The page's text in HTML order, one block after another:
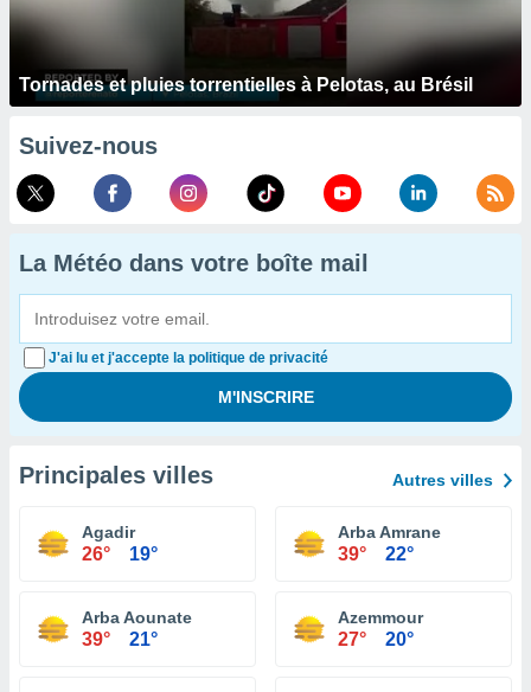
Tornades et pluies torrentielles à Pelotas, au Brésil
Suivez-nous
La Météo dans votre boîte mail
J'ai lu et j'accepte la politique de privacité
Principales villes Autres villes
Agadir
26° 19°
Arba Amrane
39° 22°
Arba Aounate
39° 21°
Azemmour
27° 20°